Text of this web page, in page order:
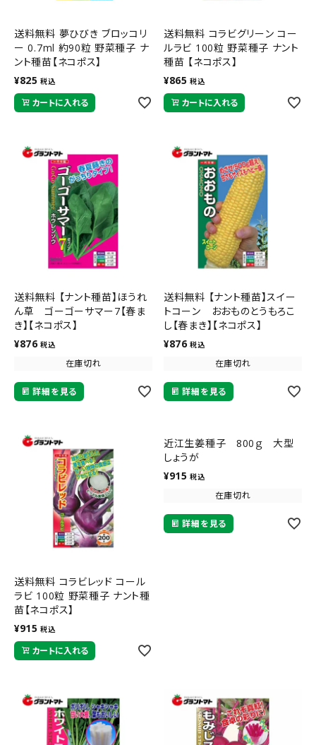
送料無料 夢ひびき ブロッコリ
ー 0.7ml 約90粒 野菜種子 ナ
ント種苗【ネコポス】
¥825 税込
カートに入れる
送料無料 コラビグリーン コー
ルラビ 100粒 野菜種子 ナント
種苗 【ネコポス】
¥865 税込
カートに入れる
送料無料 【ナント種苗】ほうれ
ん草 ゴーゴーサマー7【春ま
き】【ネコポス】
¥876 税込
在庫切れ
詳細を見る
送料無料 【ナント種苗】スイー
トコーン おおものとうもろこ
し【春まき】【ネコポス】
¥876 税込
在庫切れ
詳細を見る
送料無料 コラビレッド コール
ラビ 100粒 野菜種子 ナント種
苗【ネコポス】
¥915 税込
カートに入れる
近江生姜種子 800ｇ 大型
しょうが
¥915 税込
在庫切れ
詳細を見る